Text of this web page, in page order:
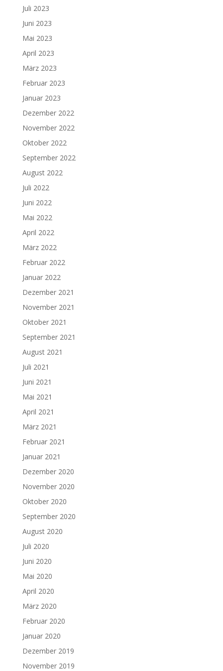
Juli 2023
Juni 2023
Mai 2023
April 2023
März 2023
Februar 2023
Januar 2023
Dezember 2022
November 2022
Oktober 2022
September 2022
August 2022
Juli 2022
Juni 2022
Mai 2022
April 2022
März 2022
Februar 2022
Januar 2022
Dezember 2021
November 2021
Oktober 2021
September 2021
August 2021
Juli 2021
Juni 2021
Mai 2021
April 2021
März 2021
Februar 2021
Januar 2021
Dezember 2020
November 2020
Oktober 2020
September 2020
August 2020
Juli 2020
Juni 2020
Mai 2020
April 2020
März 2020
Februar 2020
Januar 2020
Dezember 2019
November 2019